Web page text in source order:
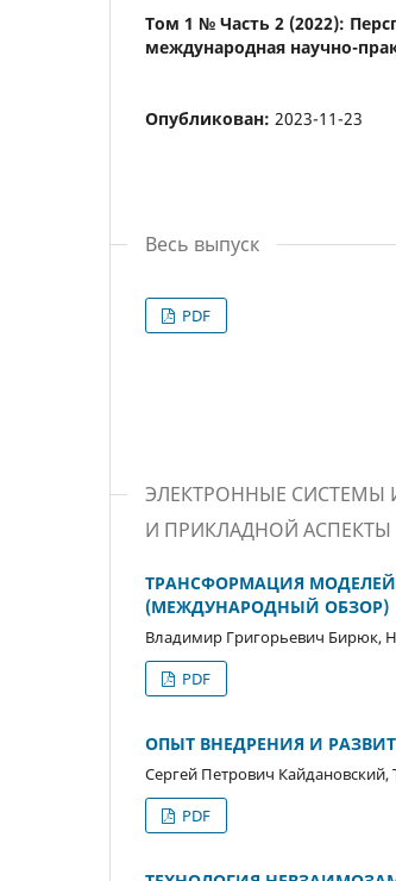
Том 1 № Часть 2 (2022):
международная научно-
Опубликован: 2023-11-23
Весь выпуск
PDF
ЭЛЕКТРОННЫЕ
И ПРИКЛАДНОЙ АСПЕКТЫ
ТРАНСФОРМАЦИЯ
(МЕЖДУНАРОДНЫЙ ОБЗОР)
Владимир Григорьевич Бирюк,
PDF
ОПЫТ ВНЕДРЕНИЯ И
Сергей Петрович Кайдановский,
PDF